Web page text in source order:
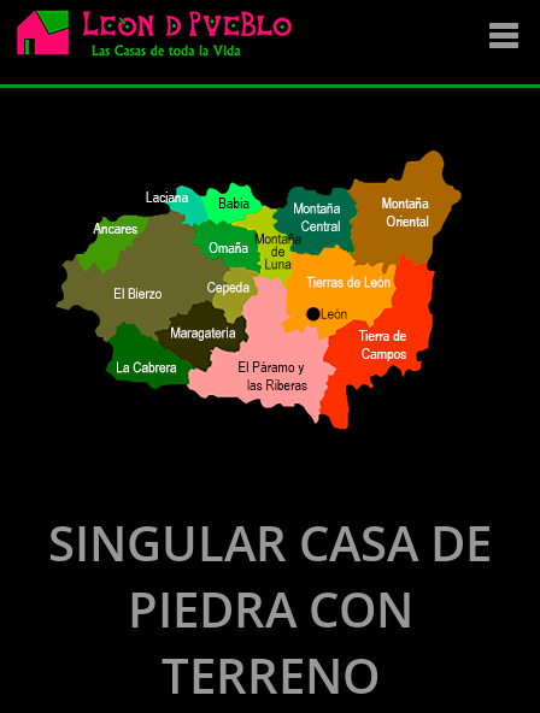
SE VENDE
OFERTAS
NOVEDADES
VENDEMOS TU CASA
DÓNDE COMPRAR ?
SINGULAR CASA DE
PIEDRA CON
TERRENO